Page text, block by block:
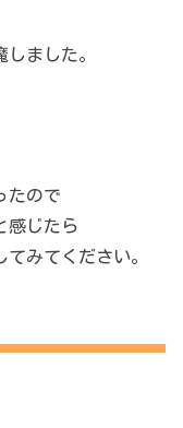
ました。
たので
感じたら
みてください。